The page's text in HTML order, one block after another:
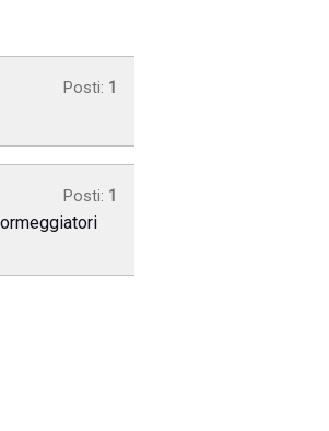
Posti: 1
Posti: 1